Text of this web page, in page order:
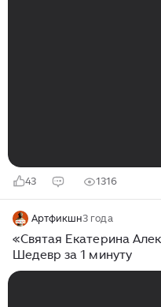
43 1316
Артфикшн3 года
«Святая Екатерина
Шедевр за 1 минуту